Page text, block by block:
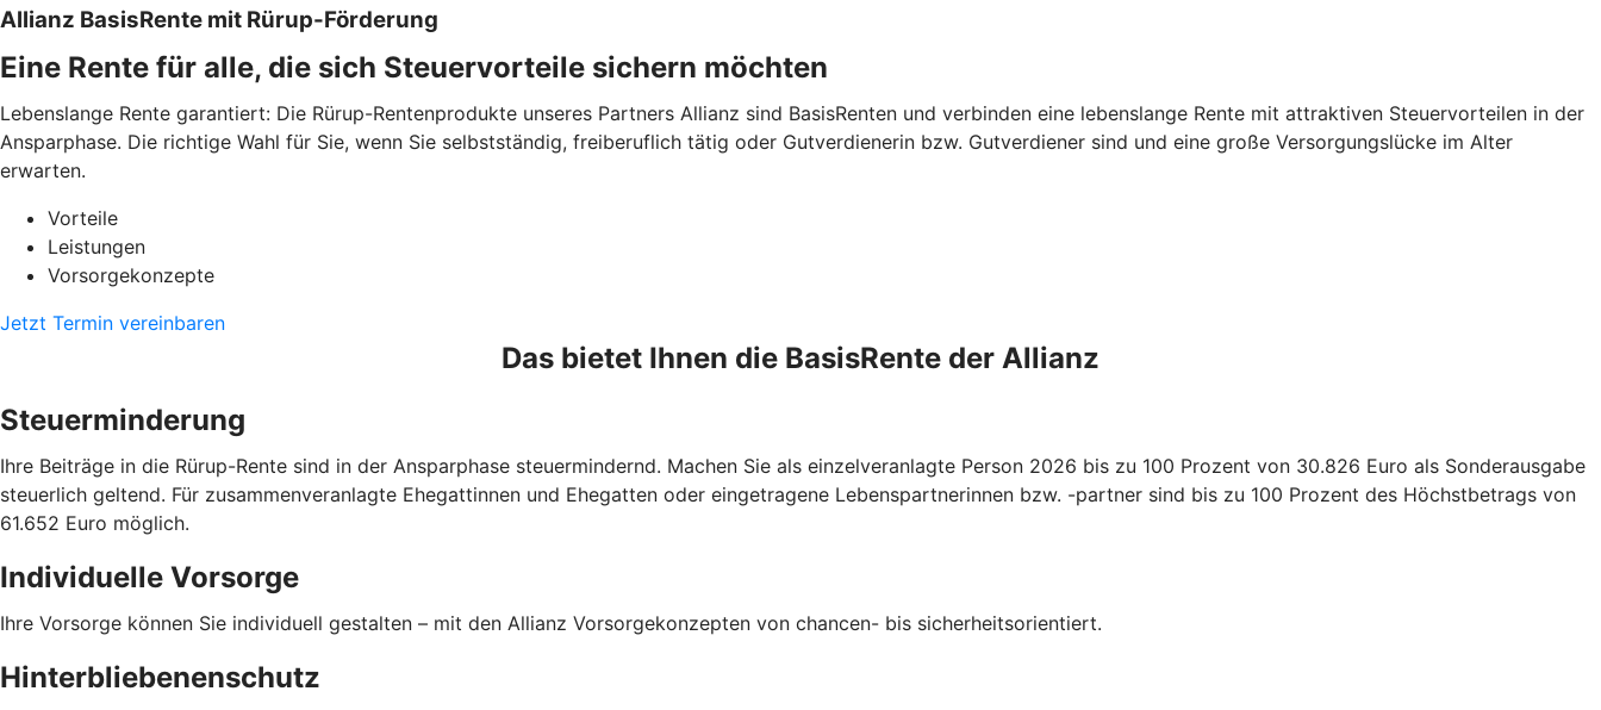
Allianz BasisRente mit Rürup-Förderung
Eine Rente für alle, die sich Steuervorteile sichern möchten
Lebenslange Rente garantiert: Die Rürup-Rentenprodukte unseres Partners Allianz sind BasisRenten und verbinden eine lebenslange Rente mit attraktiven Steuervorteilen in der
Ansparphase. Die richtige Wahl für Sie, wenn Sie selbstständig, freiberuflich tätig oder Gutverdienerin bzw. Gutverdiener sind und eine große Versorgungslücke im Alter
erwarten.
Vorteile
Leistungen
Vorsorgekonzepte
Jetzt Termin vereinbaren
Das bietet Ihnen die BasisRente der Allianz
Steuerminderung
Ihre Beiträge in die Rürup-Rente sind in der Ansparphase steuermindernd. Machen Sie als einzelveranlagte Person 2026 bis zu 100 Prozent von 30.826 Euro als Sonderausgabe
steuerlich geltend. Für zusammenveranlagte Ehegattinnen und Ehegatten oder eingetragene Lebenspartnerinnen bzw. -partner sind bis zu 100 Prozent des Höchstbetrags von
61.652 Euro möglich.
Individuelle Vorsorge
Ihre Vorsorge können Sie individuell gestalten – mit den Allianz Vorsorgekonzepten von chancen- bis sicherheitsorientiert.
Hinterbliebenenschutz